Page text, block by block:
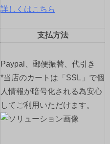
詳しくはこちら
支払方法
Paypal、郵便振替、代引き
*当店のカートは「SSL」で個
人情報が暗号化される為安心
してご利用いただけます。